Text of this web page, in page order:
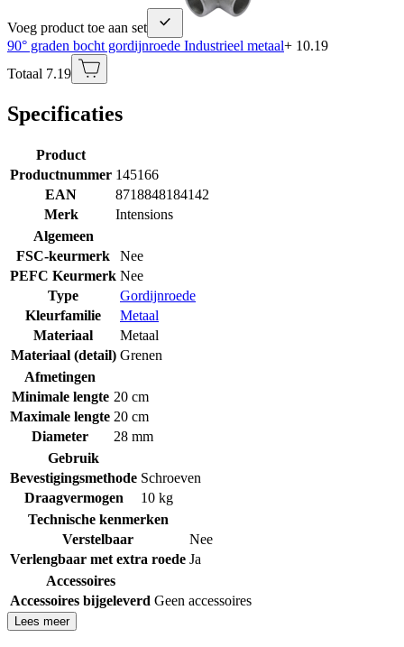
Voeg product toe aan set
90° graden bocht gordijnroede Industrieel metaal+ 10.19
Totaal 7.19
Specificaties
Product
Productnummer 145166
EAN
8718848184142
Merk
Intensions
Algemeen
FSC-keurmerk
Nee
PEFC Keurmerk Nee
Type
Gordijnroede
Kleurfamilie
Metaal
Materiaal
Metaal
Materiaal (detail) Grenen
Afmetingen
Minimale lengte 20 cm
Maximale lengte 20 cm
Diameter
28 mm
Gebruik
Bevestigingsmethode Schroeven
Draagvermogen
10 kg
Technische kenmerken
Verstelbaar
Nee
Verlengbaar met extra roede Ja
Accessoires
Accessoires bijgeleverd Geen accessoires
Lees meer